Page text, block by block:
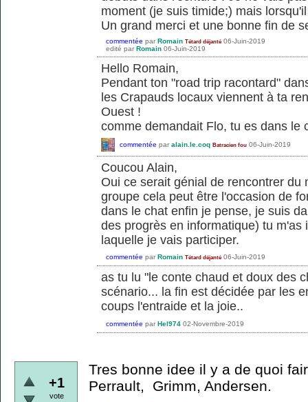
moment (je suis timide;) mais
Un grand merci et une bonne fin de
commentée par Romain Tétard déjanté 06-Juin-2019
edité par Romain 06-Juin-2019
Hello Romain,
Pendant ton "road trip racontard"
les Crapauds locaux viennent à ta
Ouest !
comme demandait Flo, tu es dans le
commentée par alain.le.coq Batracien fou 06-Juin-2019
Coucou Alain,
Oui ce serait génial de rencontrer du
groupe cela peut être l'occasion de
dans le chat enfin je pense, je suis
des progrès en informatique) tu m'as
laquelle je vais participer.
commentée par Romain Tétard déjanté 06-Juin-2019
as tu lu "le conte chaud et doux des
scénario... la fin est décidée par les
coups l'entraide et la joie..
commentée par Hel974 02-Novembre-2019
+1
vote
Tres bonne idee il y a de quoi
Perrault, Grimm, Andersen.